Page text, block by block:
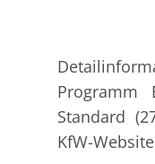
Programm
Standard
KfW-